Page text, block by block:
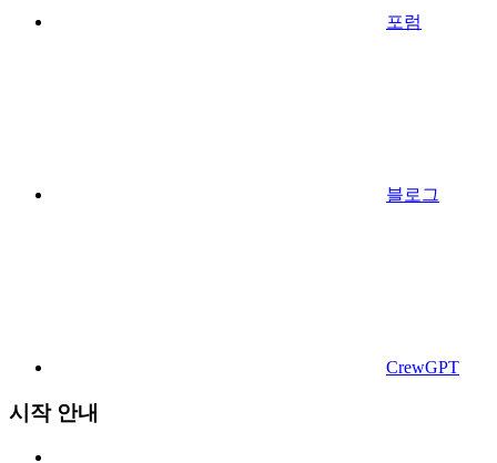
포럼
블로그
CrewGPT
시작 안내